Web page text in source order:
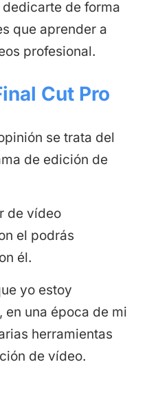
de forma
que aprender a
profesional.
Cut Pro
se trata del
de edición de
de vídeo
el podrás
él.
yo estoy
en una época de mi
herramientas
de vídeo.